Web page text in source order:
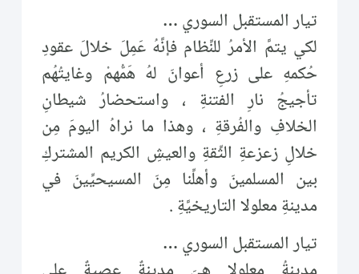
تيار المستقبل السوري …
لكي يتمَّ الأمرُ للنِّظام فإنَّهُ عَمِلَ خلالَ عقودِ
حُكمهِ على زرعِ أعوانَ لهُ هَمُّهمْ وغايتُهُم
تأجيجُ نارِ الفتنةِ ، واستحضارُ شيطانِ
الخلافِ والفُرقةِ ، وهذا ما نراهُ اليومَ مِن
خلالِ زعزعةِ الثِّقةِ والعيشِ الكريم المشتركِ
بين المسلمينَ وأهلِّنا مِنَ المسيحيِّينَ في
مدينةِ معلولا التاريخيَّةِ .
تيار المستقبل السوري …